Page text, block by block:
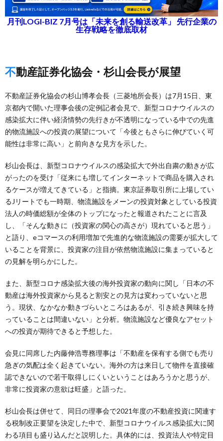
月刊LOGI-BIZ 7月号は「未来を創る輸送改革」 先行企業の
生存戦略を徹底取材
不動産証券化協会・杉山会長が展望
不動産証券化協会の杉山博孝会長（三菱地所会長）は7月15日、東
京都内で開いた理事会後の定例記者会見で、新型コロナウイルスの
感染拡大に伴い経済情勢の先行きが不透明になっている中での先進
的物流施設への投資の展望について「今後ともさらに伸びていく可
能性は非常に高い」と前向きな見方を示した。
杉山会長は、新型コロナウイルスの感染拡大で外出自粛の動きが広
がったのを受け「従来にも増してインターネットで商品を購入され
るケースが増えてきている」と指摘。東京証券取引所に上場してい
るJリートでも一時期、物流施設をメーンの投資対象としている投資
法人の時価総額が全体のトップになったと報道されたことに言及
し、「そんな動きに（投資家の関心の高さが）現れていると思う」
と語り、eコマースの利用増加で先進的な物流施設の需要が拡大して
いることを背景に、投資家の注目が依然物流施設に集まっていると
の見解を明らかにした。
また、新型コロナ感染拡大後の海外投資家の動向に関し「日本の不
動産は海外投資家から見ると割安との見方は変わっていないと思
う。現状、なかなか動きづらいところはあるが、引き続き興味を持
っていることは間違いない」と分析。物流施設など優良なアセット
への投資が期待できると予想した。
会見に同席した内藤伸浩専務理事は「不動産を保有する側でも売り
急ぎの気配は全く起きていない。海外の方は来日して物件を直接確
認できないので若干取得しにくいということはあろうかと思うが、
非常に投資家の意欲は旺盛」と語った。
杉山会長は併せて、同日の理事会で2021年度の不動産投資に関連す
る税制改正要望を決定した中で、新型コロナウイルス感染拡大に関
わる項目も盛り込んだと説明した。具体的には、投資法人や特定目